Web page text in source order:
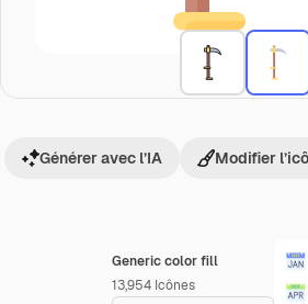
Generic color fill
13,954 Icônes
Générer avec l’IA Modifier